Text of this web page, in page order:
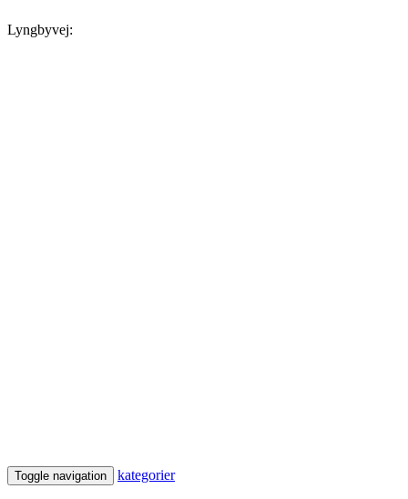
Lyngbyvej:
Toggle navigation kategorier